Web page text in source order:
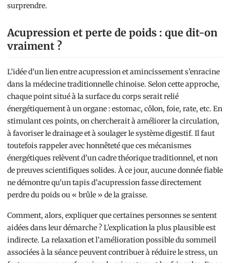
surprendre.
Acupression et perte de poids : que dit-on
vraiment ?
L’idée d’un lien entre acupression et amincissement s’enracine
dans la médecine traditionnelle chinoise. Selon cette approche,
chaque point situé à la surface du corps serait relié
énergétiquement à un organe : estomac, côlon, foie, rate, etc. En
stimulant ces points, on chercherait à améliorer la circulation,
à favoriser le drainage et à soulager le système digestif. Il faut
toutefois rappeler avec honnêteté que ces mécanismes
énergétiques relèvent d’un cadre théorique traditionnel, et non
de preuves scientifiques solides. À ce jour, aucune donnée fiable
ne démontre qu’un tapis d’acupression fasse directement
perdre du poids ou « brûle » de la graisse.
Comment, alors, expliquer que certaines personnes se sentent
aidées dans leur démarche ? L’explication la plus plausible est
indirecte. La relaxation et l’amélioration possible du sommeil
associées à la séance peuvent contribuer à réduire le stress, un